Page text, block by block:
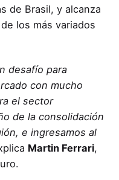
de Brasil, y alcanza
los más variados
desafío para
con mucho
el sector
de la consolidación
e ingresamos al
Martin Ferrari,